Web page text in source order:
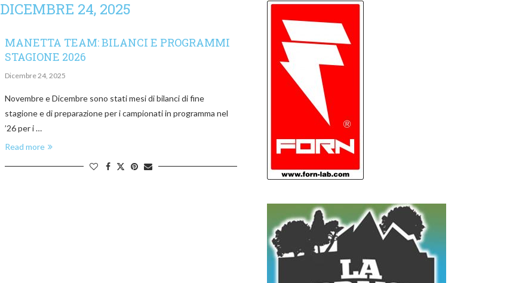
DICEMBRE 24, 2025
MANETTA TEAM: BILANCI E PROGRAMMI
STAGIONE 2026
Dicembre 24, 2025
Novembre e Dicembre sono stati mesi di bilanci di fine
stagione e di preparazione per i campionati in programma nel
’26 per i …
Read more